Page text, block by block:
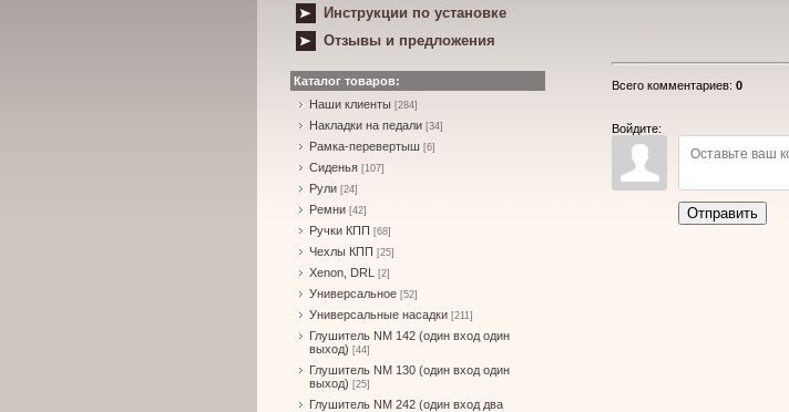
Инструкции по установке
Отзывы и предложения
Каталог товаров:
Наши клиенты [284]
Накладки на педали [34]
Рамка-перевертыш [6]
Сиденья [107]
Рули [24]
Ремни [42]
Ручки КПП [68]
Чехлы КПП [25]
Xenon, DRL [2]
Универсальное [52]
Универсальные насадки [211]
Глушитель NM 142 (один вход один
выход) [44]
Глушитель NM 130 (один вход один
выход) [25]
Глушитель NM 242 (один вход два
Всего комментариев: 0
Войдите:
Отправить